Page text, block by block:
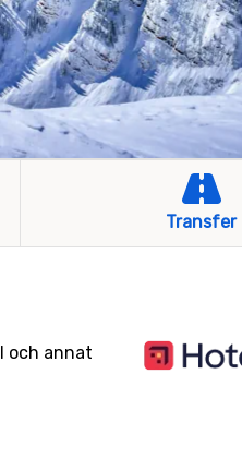
Transfer
och annat